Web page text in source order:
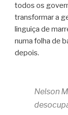
todos os
transformar a
linguiça de
numa folha de
depois.
Nelson